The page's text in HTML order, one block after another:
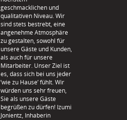
geschmacklichen und
qualitativen Niveau. Wir
sind stets bestrebt, eine
angenehme Atmosphäre
zu gestalten, sowohl für
unsere Gäste und Kunden,
als auch für unsere
Mitarbeiter. Unser Ziel ist
es, dass sich bei uns jeder
’wie zu Hause’ fühlt. Wir
würden uns sehr freuen,
Sie als unsere Gäste
begrüßen zu dürfen! Izumi
Jonientz, Inhaberin